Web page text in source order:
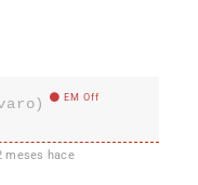
EM Off
meses hace